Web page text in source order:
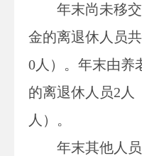
年末尚未移
金的离退休人员
0人）。年末由养
的离退休人员2人
人）。
年末其他人员